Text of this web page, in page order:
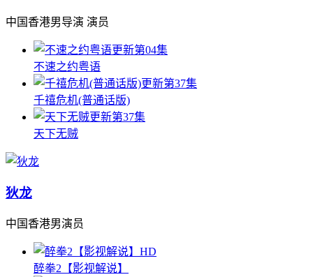
中国香港男导演 演员
更新第04集
不速之约粤语
更新第37集
千禧危机(普通话版)
更新第37集
天下无贼
狄龙
中国香港男演员
HD
醉拳2【影视解说】